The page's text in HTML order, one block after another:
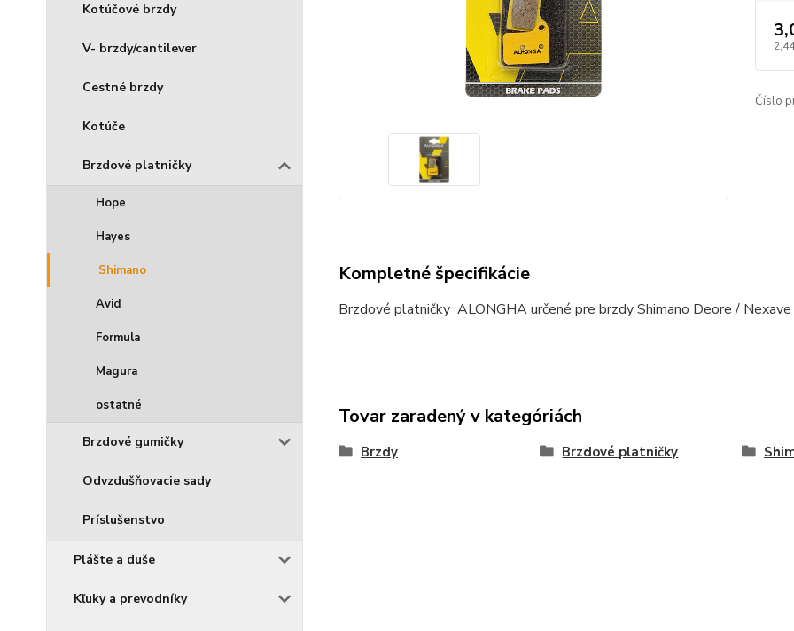
Kotúčové brzdy
V- brzdy/cantilever
Cestné brzdy
Kotúče
Brzdové platničky
Hope
Hayes
Shimano
Avid
Formula
Magura
ostatné
Brzdové gumičky
Odvzdušňovacie sady
Príslušenstvo
Plášte a duše
Kľuky a prevodníky
Číslo
Kompletné špecifikácie
Brzdové platničky ALONGHA určené pre brzdy Shimano Deore /
Tovar zaradený v kategóriách
Brzdy Brzdové platničky